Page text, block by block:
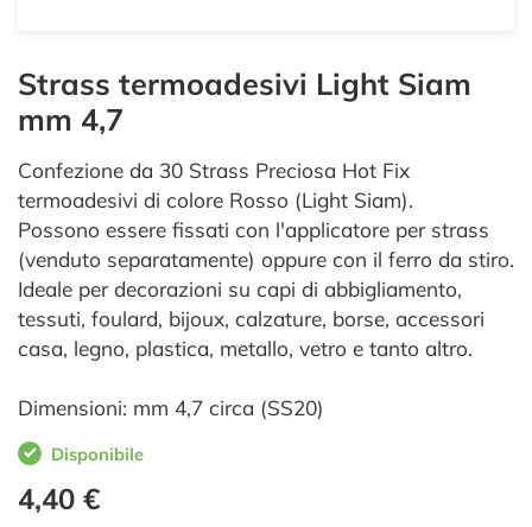
Strass termoadesivi Light Siam
mm 4,7
Confezione da 30 Strass Preciosa Hot Fix
termoadesivi di colore Rosso (Light Siam).
Possono essere fissati con l'applicatore per strass
(venduto separatamente) oppure con il ferro da stiro.
Ideale per decorazioni su capi di abbigliamento,
tessuti, foulard, bijoux, calzature, borse, accessori
casa, legno, plastica, metallo, vetro e tanto altro.
Dimensioni: mm 4,7 circa (SS20)
Disponibile
4,40 €